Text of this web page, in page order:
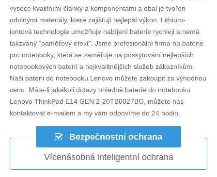
vysoce kvalitními články a komponentami a obal je tvořen
odolnými materiály, které zajišťují nejlepší výkon. Lithium-
iontová technologie umožňuje nabíjení baterie rychleji a nemá
takzvaný "paměťový efekt". Jsme profesionální firma na baterie
pro notebooky, která se zaměřuje na poskytování nejlepších
notebookových baterií a nejkvalitnějších služeb zákazníkům.
Naši baterii do notebooku Lenovo můžete zakoupit za výhodnou
cenu. Máte-li jakékoli dotazy ohledně baterie do notebooku
Lenovo ThinkPad E14 GEN 2-20TB0027BO , můžete nás
kontaktovat e-mailem a my vám odpovíme do 24 hodin.
Bezpečnostní ochrana
Vícenásobná inteligentní ochrana